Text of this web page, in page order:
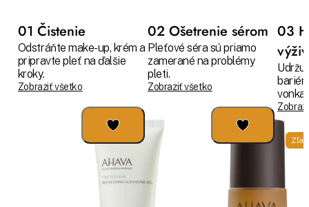
01 Čistenie
Odstráňte make-up, krém a
pripravte pleť na ďalšie
kroky.
Zobraziť všetko
02 Ošetrenie sérom
Pleťové séra sú priamo
zamerané na problémy
pleti.
Zobraziť všetko
03